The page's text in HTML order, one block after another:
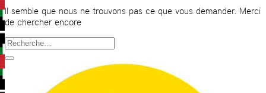
Il semble que nous ne trouvons pas ce que vous demander. Merci
de chercher encore